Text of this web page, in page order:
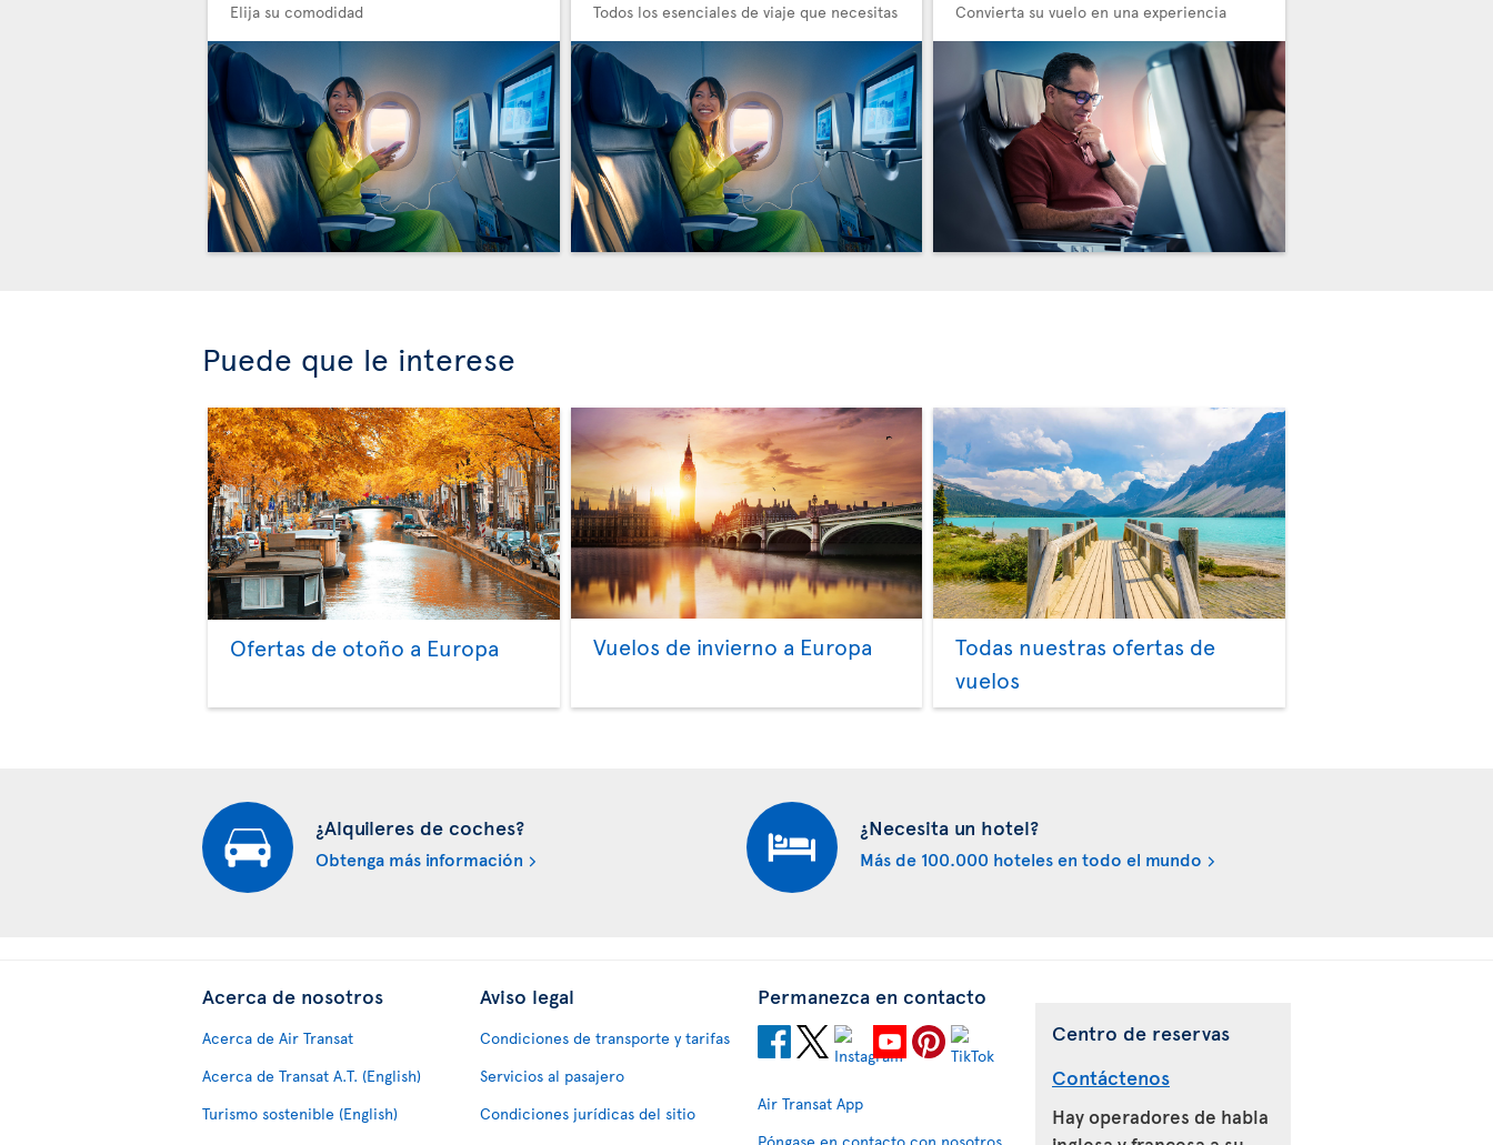
Elija su comodidad Todos los esenciales de viaje que necesitas Convierta su vuelo en una experiencia
Puede que le interese
Ofertas de otoño a Europa Vuelos de invierno a Europa
Todas nuestras ofertas de
vuelos
¿Alquileres de coches?
Obtenga más información
¿Necesita un hotel?
Más de 100.000 hoteles en todo el mundo
Acerca de nosotros
Acerca de Air Transat
Acerca de Transat A.T. (English)
Turismo sostenible (English)
Aviso legal
Condiciones de transporte y tarifas
Servicios al pasajero
Condiciones jurídicas del sitio
Permanezca en contacto
Air Transat App
Centro de reservas
Contáctenos
Hay operadores de habla